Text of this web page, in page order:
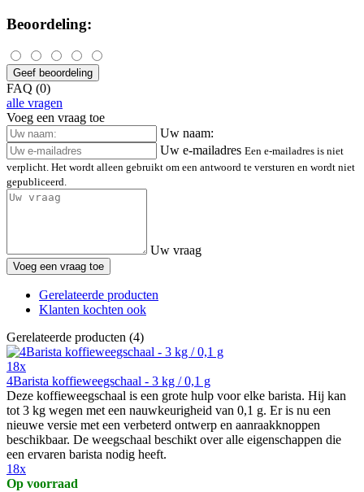
Beoordeling:
Geef beoordeling
FAQ (0)
alle vragen
Voeg een vraag toe
Uw naam:
Uw e-mailadres Een e-mailadres is niet
verplicht. Het wordt alleen gebruikt om een antwoord te versturen en wordt niet
gepubliceerd.
Uw vraag
Voeg een vraag toe
Gerelateerde producten
Klanten kochten ook
Gerelateerde producten (4)
18x
4Barista koffieweegschaal - 3 kg / 0,1 g
Deze koffieweegschaal is een grote hulp voor elke barista. Hij kan
tot 3 kg wegen met een nauwkeurigheid van 0,1 g. Er is nu een
nieuwe versie met een verbeterd ontwerp en aanraakknoppen
beschikbaar. De weegschaal beschikt over alle eigenschappen die
een ervaren barista nodig heeft.
18x
Op voorraad